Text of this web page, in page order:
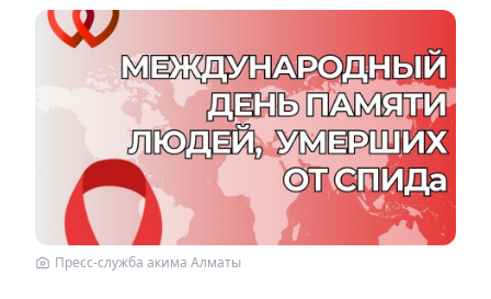
Пресс-служба акима Алматы